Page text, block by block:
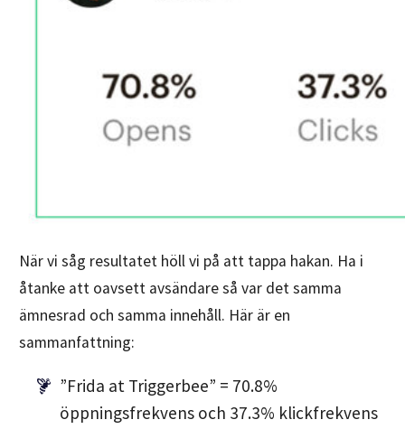
När vi såg resultatet höll vi på att tappa hakan. Ha i
åtanke att oavsett avsändare så var det samma
ämnesrad och samma innehåll. Här är en
sammanfattning:
”Frida at Triggerbee” = 70.8%
öppningsfrekvens och 37.3% klickfrekvens